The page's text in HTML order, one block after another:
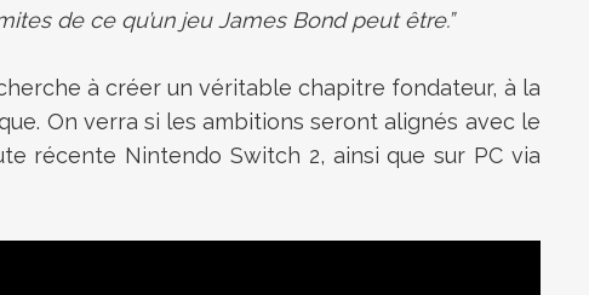
de ce qu’un jeu James Bond peut être.”
à créer un véritable chapitre fondateur, à la
On verra si les ambitions seront alignés avec le
récente Nintendo Switch 2, ainsi que sur PC via